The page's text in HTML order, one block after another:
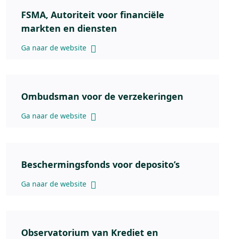
FSMA, Autoriteit voor financiële
markten en diensten
Ga naar de website
Ombudsman voor de verzekeringen
Ga naar de website
Beschermingsfonds voor deposito’s
Ga naar de website
Observatorium van Krediet en